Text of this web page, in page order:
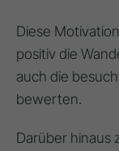
Diese
positiv die
auch die
bewerten.
Darüber hinaus